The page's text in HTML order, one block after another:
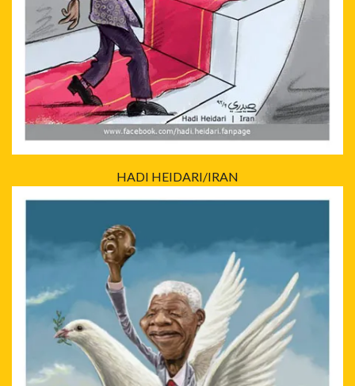
HADI HEIDARI/IRAN